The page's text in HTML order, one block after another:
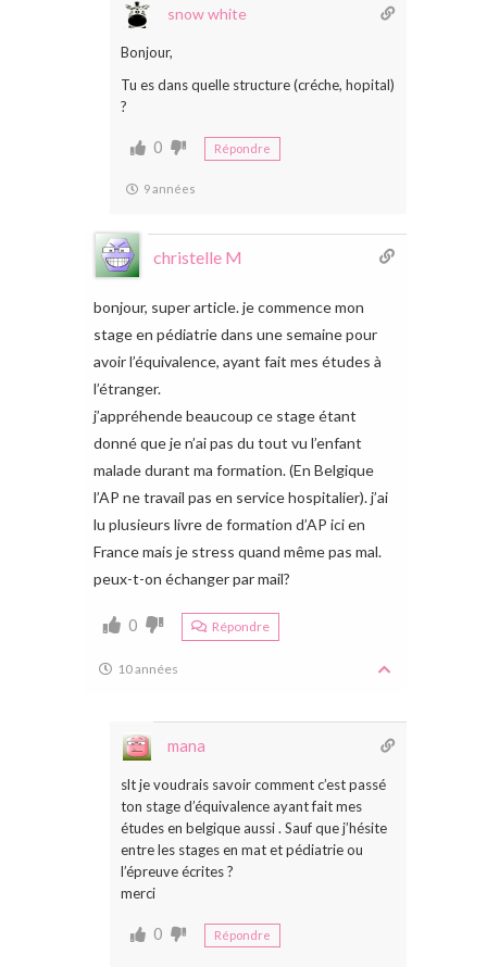
snow white
Bonjour,
Tu es dans quelle structure (créche, hopital)
?
0 Répondre
9 années
christelle M
bonjour, super article. je commence mon
stage en pédiatrie dans une semaine pour
avoir l’équivalence, ayant fait mes études à
l’étranger.
j’appréhende beaucoup ce stage étant
donné que je n’ai pas du tout vu l’enfant
malade durant ma formation. (En Belgique
l’AP ne travail pas en service hospitalier). j’ai
lu plusieurs livre de formation d’AP ici en
France mais je stress quand même pas mal.
peux-t-on échanger par mail?
0 Répondre
10 années
mana
slt je voudrais savoir comment c’est passé
ton stage d’équivalence ayant fait mes
études en belgique aussi . Sauf que j’hésite
entre les stages en mat et pédiatrie ou
l’épreuve écrites ?
merci
0 Répondre